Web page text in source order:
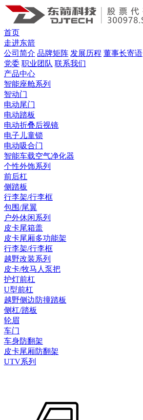
首页
走进东箭
公司简介 品牌矩阵 发展历程 董事长寄语
党委 职业团队 联系我们
产品中心
智能座舱系列
智动门
电动尾门
电动踏板
电动折叠后视镜
电子儿童锁
电动吸合门
智能车载空气净化器
个性外饰系列
前后杠
侧踏板
行李架/行李框
包围/尾翼
户外休闲系列
皮卡尾箱盖
皮卡尾厢多功能架
行李架/行李框
越野改装系列
皮卡/牧马人泵把
护灯前杠
U型前杠
越野侧边防撞踏板
侧杠/踏板
轮眉
车门
车身防翻架
皮卡尾厢防翻架
UTV系列